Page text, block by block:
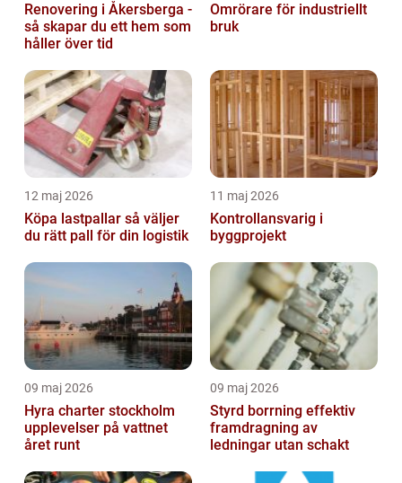
Renovering i Åkersberga -
så skapar du ett hem som
håller över tid
Omrörare för industriellt
bruk
12 maj 2026
Köpa lastpallar så väljer
du rätt pall för din logistik
11 maj 2026
Kontrollansvarig i
byggprojekt
09 maj 2026
Hyra charter stockholm
upplevelser på vattnet
året runt
09 maj 2026
Styrd borrning effektiv
framdragning av
ledningar utan schakt